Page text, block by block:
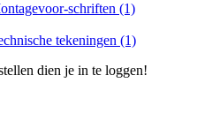
schriften (1)
tekeningen (1)
dien je in te loggen!